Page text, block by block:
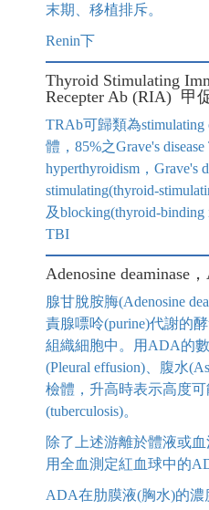
末期、移植排斥。
Renin下
Thyroid Stimulating
Recepter Ab (RIA) 甲
TRAb可歸類為
體，85%之Grave's
hyperthyroidism，Grave's
stimulating(thyroid-
及blocking(thyroid-
TBI
Adenosine deaminase
腺甘脫胺脢(Adenosine
責腺嘌呤(purine)代謝的
組織細胞中。用ADA的
(Pleural effusion)、腹水
檢體，升高時表示高度
(tuberculosis)。
除了上述游離於體液或
用全血測定紅血球中的
ADA在肋膜液(胸水)的濃